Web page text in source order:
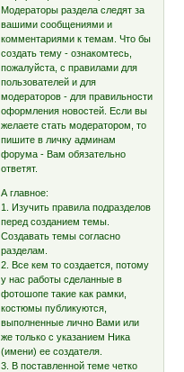
Модераторы раздела следят за
вашими сообщениями и
комментариями к темам. Что бы
создать тему - ознакомтесь,
пожалуйста, с правилами для
пользователей и для
модераторов - для правильности
оформления новостей. Если вы
желаете стать модератором, то
пишите в личку админам
форума - Вам обязательно
ответят.
А главное:
1. Изучить правила подразделов
перед созданием темы.
Создавать темы согласно
разделам.
2. Все кем то создается, потому
у нас работы сделанные в
фотошопе такие как рамки,
костюмы публикуются,
выполненные лично Вами или
же только с указанием Ника
(имени) ее создателя.
3. В поставленной теме четко